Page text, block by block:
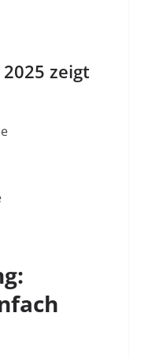
zeigt